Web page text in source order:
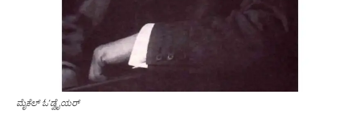
ಮೈಕೆಲ್ ಓ’ಡ್ವೈಯರ್